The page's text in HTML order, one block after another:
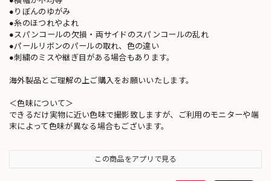
●りぼんのゆがみ
●糸のほつれやよれ
●スパンコールの欠損・両サイドのスパンコールの乱れ
●パールリボンのパールの取れ、色の違い
●刺繍のミスや継ぎ目がある場合もあります。
海外製品とご理解の上ご購入をお願いいたします。
＜色味について＞
できるだけ実物に近い色味で撮影致しますが、ご利用のモニターや端
末によって色味が異なる場合もございます。
この商品をアプリで見る